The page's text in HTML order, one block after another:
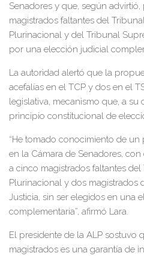
Senadores y que, según
magistrados faltantes del
Plurinacional y del Tribunal
por una elección judicial
La autoridad alertó que la
acefalías en el TCP y dos en el
legislativa, mecanismo que, a su
principio constitucional de
“He tomado conocimiento de
en la Cámara de Senadores,
a cinco magistrados faltantes
Plurinacional y dos magistrados
Justicia, sin ser elegidos en una
complementaria”, afirmó Lara.
El presidente de la ALP sostuvo
magistrados es una garantía de